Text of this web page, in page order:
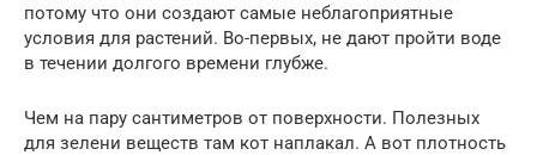
потому что они создают самые неблагоприятные
условия для растений. Во-первых, не дают пройти воде
в течении долгого времени глубже.
Чем на пару сантиметров от поверхности. Полезных
для зелени веществ там кот наплакал. А вот плотность